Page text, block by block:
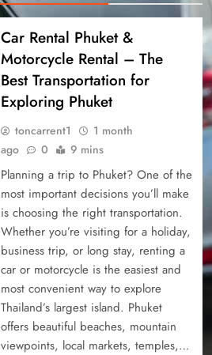
Car Rental Phuket &
Motorcycle Rental – The
Best Transportation for
Exploring Phuket
toncarrent1
1 month
ago
0 9 mins
Planning a trip to Phuket? One of the
most important decisions you’ll make
is choosing the right transportation.
Whether you’re visiting for a holiday,
business trip, or long stay, renting a
car or motorcycle is the easiest and
most convenient way to explore
Thailand’s largest island. Phuket
offers beautiful beaches, mountain
viewpoints, local markets, temples,…